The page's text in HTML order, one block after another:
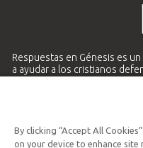
Respuestas en Génesis es
a ayudar a los cristianos
By clicking “Accept All
on your device to enhance site